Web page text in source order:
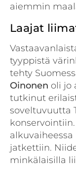
aiemmin
Laajat
tyyppistä
tehty
Oinonen oli jo
tutkinut
soveltuvuutta
jatkettiin.
minkälaisilla